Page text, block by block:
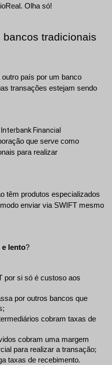
Olha só!
tradicionais
país por um banco
transações estejam sendo
Financial
que serve como
para realizar
têm produtos especializados
enviar via SWIFT mesmo
e lento?
por si só é custoso aos
por outros bancos que
cobram taxas de
cobram uma margem
para realizar a transação;
taxas de recebimento.